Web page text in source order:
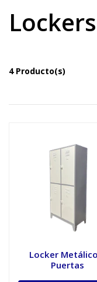
Lockers
4 Producto(s)
Locker
Puertas